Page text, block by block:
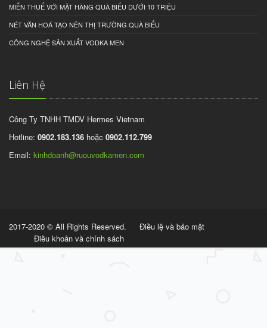
MIỄN THUẾ VỚI MẶT HÀNG QUÀ BIẾU DƯỚI 10 TRIỆU
NÉT VĂN HOÁ TẠO NÊN THỊ TRƯỜNG QUÀ BIẾU
CÔNG NGHỆ SẢN XUẤT VODKA MEN
Liên Hệ
Công Ty TNHH TMDV Hermes Vietnam
Hotline: 0902.183.136 hoặc 0902.112.799
Email: kinhdoanh@ruouvodkamen.com
2017-2020 © All Rights Reserved.
Điều lệ và bảo mật
Điều khoản và chính sách